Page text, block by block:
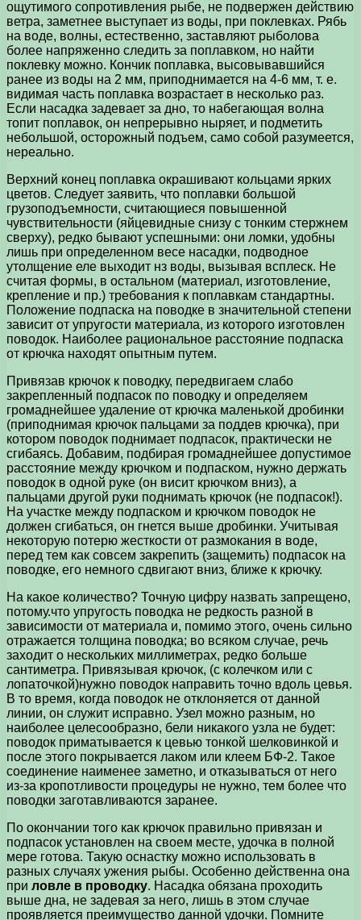
ощутимого сопротивления рыбе, не подвержен действию
ветра, заметнее выступает из воды, при поклевках. Рябь
на воде, волны, естественно, заставляют рыболова
более напряженно следить за поплавком, но найти
поклевку можно. Кончик поплавка, высовывавшийся
ранее из воды на 2 мм, приподнимается на 4-6 мм, т. е.
видимая часть поплавка возрастает в несколько раз.
Если насадка задевает за дно, то набегающая волна
топит поплавок, он непрерывно ныряет, и подметить
небольшой, осторожный подъем, само собой разумеется,
нереально.
Верхний конец поплавка окрашивают кольцами ярких
цветов. Следует заявить, что поплавки большой
грузоподъемности, считающиеся повышенной
чувствительности (яйцевидные снизу с тонким стержнем
сверху), редко бывают успешными: они ломки, удобны
лишь при определенном весе насадки, подводное
утолщение еле выходит нз воды, вызывая всплеск. Не
считая формы, в остальном (материал, изготовление,
крепление и пр.) требования к поплавкам стандартны.
Положение подпаска на поводке в значительной степени
зависит от упругости материала, из которого изготовлен
поводок. Наиболее рациональное расстояние подпаска
от крючка находят опытным путем.
Привязав крючок к поводку, передвигаем слабо
закрепленный подпасок по поводку и определяем
громаднейшее удаление от крючка маленькой дробинки
(приподнимая крючок пальцами за поддев крючка), при
котором поводок поднимает подпасок, практически не
сгибаясь. Добавим, подбирая громаднейшее допустимое
расстояние между крючком и подпаском, нужно держать
поводок в одной руке (он висит крючком вниз), а
пальцами другой руки поднимать крючок (не подпасок!).
На участке между подпаском и крючком поводок не
должен сгибаться, он гнется выше дробинки. Учитывая
некоторую потерю жесткости от размокания в воде,
перед тем как совсем закрепить (защемить) подпасок на
поводке, его немного сдвигают вниз, ближе к крючку.
На какое количество? Точную цифру назвать запрещено,
потому.что упругость поводка не редкость разной в
зависимости от материала и, помимо этого, очень сильно
отражается толщина поводка; во всяком случае, речь
заходит о нескольких миллиметрах, редко больше
сантиметра. Привязывая крючок, (с колечком или с
лопаточкой)нужно поводок направить точно вдоль цевья.
В то время, когда поводок не отклоняется от данной
линии, он служит исправно. Узел можно разным, но
наиболее целесообразно, бели никакого узла не будет:
поводок приматывается к цевью тонкой шелковинкой и
после этого покрывается лаком или клеем БФ-2. Такое
соединение наименее заметно, и отказываться от него
из-за кропотливости процедуры не нужно, тем более что
поводки заготавливаются заранее.
По окончании того как крючок правильно привязан и
подпасок установлен на своем месте, удочка в полной
мере готова. Такую оснастку можно использовать в
разных случаях ужения рыбы. Особенно действенна она
при ловле в проводку. Насадка обязана проходить
выше дна, не задевая за него, лишь в этом случае
проявляется преимущество данной удочки. Помните